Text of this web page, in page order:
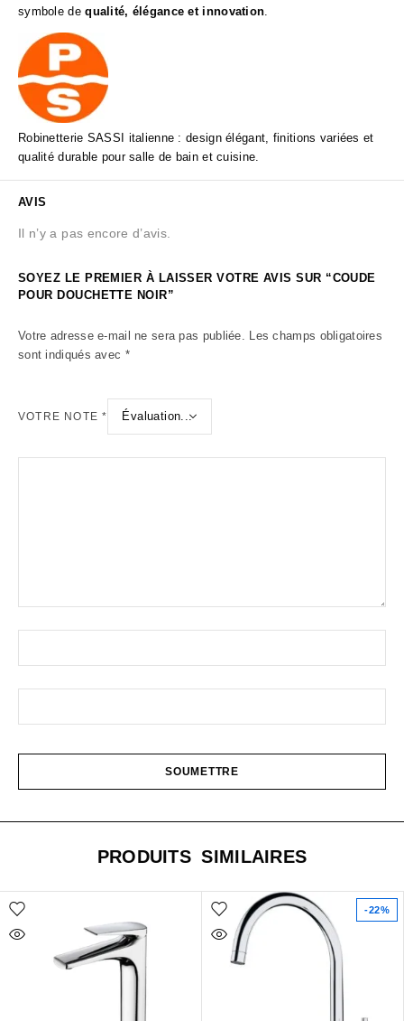
symbole dequalité, élégance et innovation.
Robinetterie SASSI italienne : design élégant, finitions variées et
qualité durable pour salle de bain et cuisine.
AVIS
Il n’y a pas encore d’avis.
SOYEZ LE PREMIER À LAISSER VOTRE AVIS SUR “COUDE
POUR DOUCHETTE NOIR”
Votre adresse e-mail ne sera pas publiée. Les champs obligatoires
sont indiqués avec *
VOTRE NOTE*
PRODUITS SIMILAIRES
-22%